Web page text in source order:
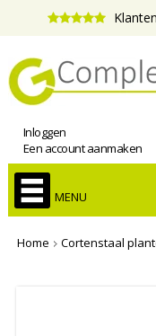
Inloggen
Een account aanmaken
MENU
Home Cortenstaal